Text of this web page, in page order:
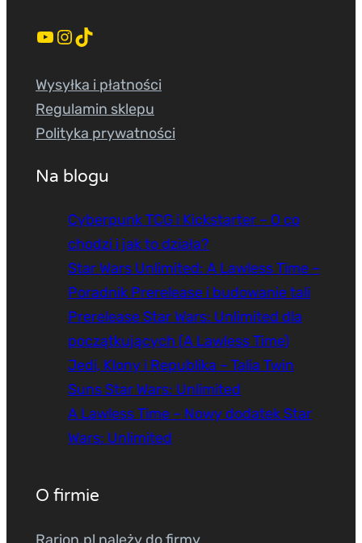
YouTube InstagramTikTok
Wysyłka i płatności
Regulamin sklepu
Polityka prywatności
Na blogu
Cyberpunk TCG i Kickstarter – O co
chodzi i jak to działa?
Star Wars Unlimited: A Lawless Time –
Poradnik Prerelease i budowanie tali
Prerelease Star Wars: Unlimited dla
początkujących (A Lawless Time)
Jedi, Klony i Republika – Talia Twin
Suns Star Wars: Unlimited
A Lawless Time – Nowy dodatek Star
Wars: Unlimited
O firmie
Rarion.pl należy do firmy